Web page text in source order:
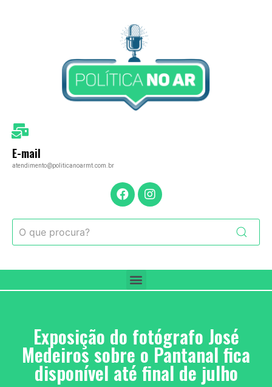
E-mail
atendimento@politicanoarmt.com.br
Exposição do fotógrafo José
Medeiros sobre o Pantanal fica
disponível até final de julho